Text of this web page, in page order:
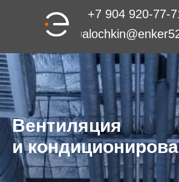
+7 904 920-77-
Вентиляция
и